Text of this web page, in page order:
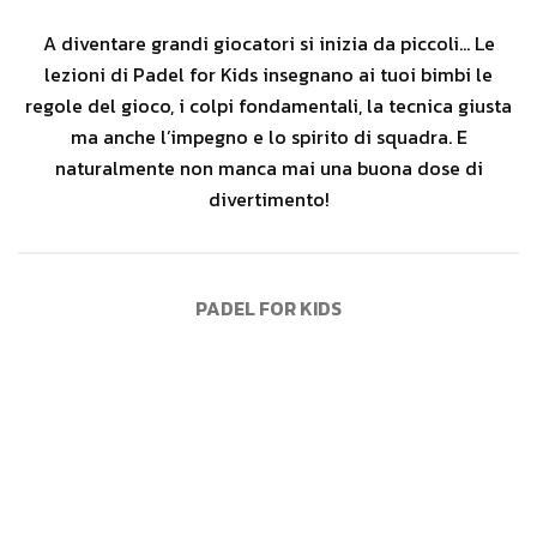
A diventare grandi giocatori si inizia da piccoli… Le
lezioni di Padel for Kids insegnano ai tuoi bimbi le
regole del gioco, i colpi fondamentali, la tecnica giusta
ma anche l’impegno e lo spirito di squadra. E
naturalmente non manca mai una buona dose di
divertimento!
PADEL FOR KIDS